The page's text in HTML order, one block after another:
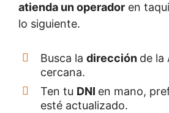
atienda un operador en
lo siguiente.
Busca la dirección de la
cercana.
Ten tu DNI en mano,
esté actualizado.